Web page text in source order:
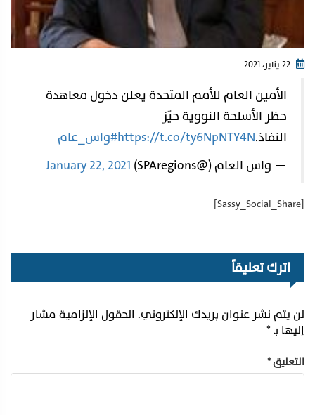
الأمين العام للأمم المتحدة يعلن دخول معاهدة
حظر الأسلحة النووية حيّز
النفاذ.https://t.co/ty6NpNTY4N#واس_عام
— واس العام (@SPAregions)
January 22, 2021
[Sassy_Social_Share]
اترك تعليقاً
لن يتم نشر عنوان بريدك الإلكتروني. الحقول الإلزامية مشار
إليها بـ*
التعليق*